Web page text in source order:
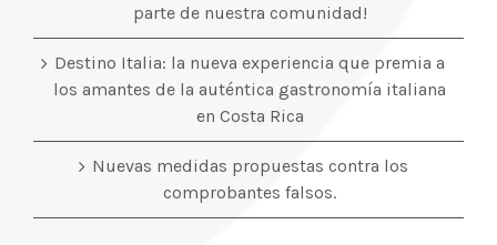
parte de nuestra comunidad!
Destino Italia: la nueva experiencia que premia a
los amantes de la auténtica gastronomía italiana
en Costa Rica
Nuevas medidas propuestas contra los
comprobantes falsos.